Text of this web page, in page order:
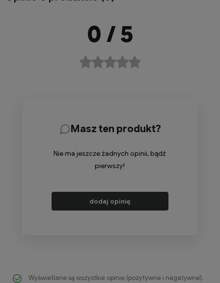
0 / 5
Masz ten produkt?
Nie ma jeszcze żadnych opinii, bądź
pierwszy!
dodaj opinię
Wyświetlane są wszystkie opinie (pozytywne i negatywne).